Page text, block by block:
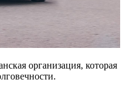
организация, которая